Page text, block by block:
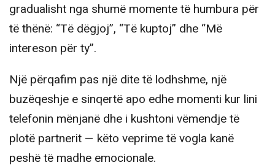
gradualisht nga shumë momente të humbura për
të thënë: “Të dëgjoj”, “Të kuptoj” dhe “Më
intereson për ty”.
Një përqafim pas një dite të lodhshme, një
buzëqeshje e sinqertë apo edhe momenti kur lini
telefonin mënjanë dhe i kushtoni vëmendje të
plotë partnerit — këto veprime të vogla kanë
peshë të madhe emocionale.